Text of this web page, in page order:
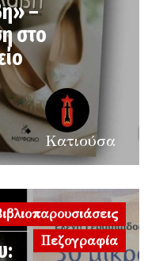
–
στο
Κατιούσα
Πεζογραφία